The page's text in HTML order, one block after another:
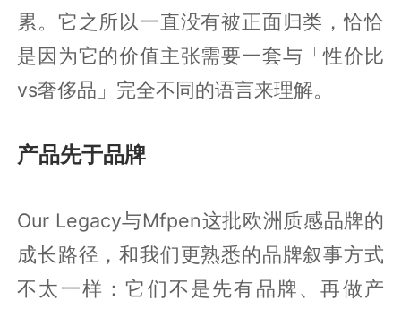
累。它之所以一直没有被正面归类，恰恰
是因为它的价值主张需要一套与「性价比
vs奢侈品」完全不同的语言来理解。
产品先于品牌
Our Legacy与Mfpen这批欧洲质感品牌的
成长路径，和我们更熟悉的品牌叙事方式
不太一样：它们不是先有品牌、再做产